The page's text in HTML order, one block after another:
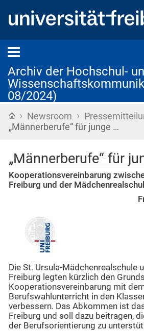
Archiv der Hochschul-
08/2024)
Startseite
› Newsroom ›
„Männerberufe“ für junge …
„Männerberufe“ für
Kooperationsvereinbarung
Freiburg und der
Die St. Ursula-Mädchenrealschule
Freiburg legten kürzlich den
Kooperationsvereinbarung mit
Berufswahlunterricht in den
verbessern. Das Abkommen ist
Freiburg und soll dazu beitragen,
der Berufsorientierung zu